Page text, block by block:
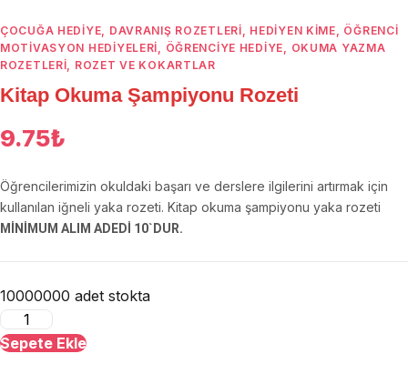
Özel Günler
Öğrenci Motivasyon Hediyeleri
Yaka Rozeti
ÇOCUĞA HEDIYE, DAVRANIŞ ROZETLERI, HEDIYEN KIME, ÖĞRENCI
MOTIVASYON HEDIYELERI, ÖĞRENCIYE HEDIYE, OKUMA YAZMA
ROZETLERI, ROZET VE KOKARTLAR
Kitap Okuma Şampiyonu Rozeti
9.75₺
Öğrencilerimizin okuldaki başarı ve derslere ilgilerini artırmak için
kullanılan iğneli yaka rozeti. Kitap okuma şampiyonu yaka rozeti
MİNİMUM ALIM ADEDİ 10`DUR.
10000000 adet stokta
Kitap
Okuma
Sepete Ekle